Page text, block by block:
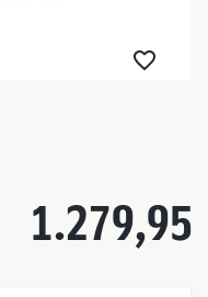
1.279,95